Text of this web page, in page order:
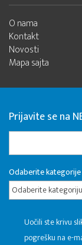
O nama
Kontakt
Novosti
Mapa sajta
Prijavite se na
Odaberite
Odaberite
Uočili ste krivu
pogrešku na e-